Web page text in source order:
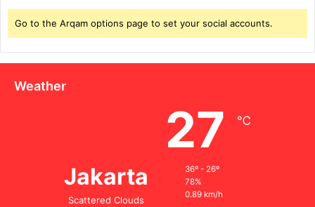
Go to the Arqam options page to set your social accounts.
Weather
Jakarta
Scattered Clouds
27 ℃
36º - 26º
78%
0.89 km/h